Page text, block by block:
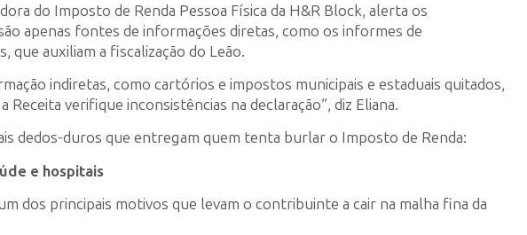
do Imposto de Renda Pessoa Física da H&R Block, alerta os
apenas fontes de informações diretas, como os informes de
que auxiliam a fiscalização do Leão.
indiretas, como cartórios e impostos municipais e estaduais quitados,
Receita verifique inconsistências na declaração”, diz Eliana.
dedos-duros que entregam quem tenta burlar o Imposto de Renda:
e hospitais
dos principais motivos que levam o contribuinte a cair na malha fina da